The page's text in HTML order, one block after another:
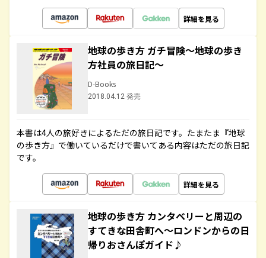
詳細を見る
地球の歩き方 ガチ冒険～地球の歩き
方社員の旅日記～
D-Books
2018.04.12 発売
本書は4人の旅好きによるただの旅日記です。たまたま『地球
の歩き方』で働いているだけで書いてある内容はただの旅日記
です。
詳細を見る
地球の歩き方 カンタベリーと周辺の
すてきな田舎町へ～ロンドンからの日
帰りおさんぽガイド♪